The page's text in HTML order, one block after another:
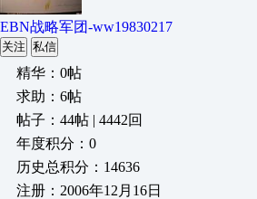
EBN战略军团-ww19830217
关注 私信
精华：0帖
求助：6帖
帖子：44帖 | 4442回
年度积分：0
历史总积分：14636
注册：2006年12月16日